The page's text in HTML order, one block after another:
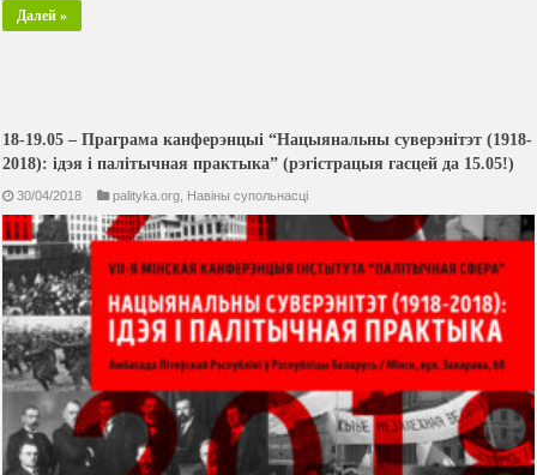
Далей »
18-19.05 – Праграма канферэнцыі “Нацыянальны суверэнітэт (1918-
2018): ідэя і палітычная практыка” (рэгістрацыя гасцей да 15.05!)
30/04/2018 palityka.org Навiны супольнасцi